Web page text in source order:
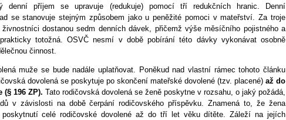
denní příjem se upravuje (redukuje) pomocí tří redukčních hranic. Denní
se stanovuje stejným způsobem jako u peněžité pomoci v mateřství. Za troje
dostanou sedm denních dávek, přičemž výše měsíčního pojistného a
totožná. OSVČ nesmí v době pobírání této dávky vykonávat osobně
činnost.
muže se bude nadále uplatňovat. Poněkud nad vlastní rámec tohoto článku
dovolená se poskytuje po skončení mateřské dovolené (tzv. placené) až do
(§ 196 ZP). Tato rodičovská dovolená se ženě poskytne v rozsahu, o jaký požádá,
v závislosti na době čerpání rodičovského příspěvku. Znamená to, že žena
celé rodičovské dovolené až do tří let věku dítěte. Záleží na jejích